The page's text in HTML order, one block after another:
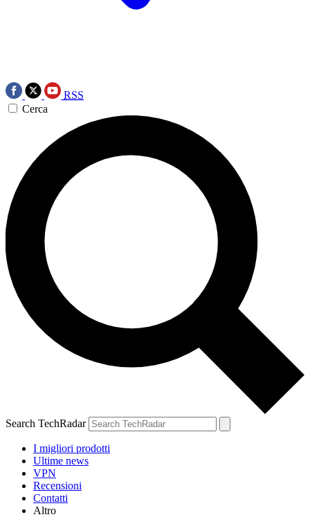
RSS
Cerca
Search TechRadar
I migliori prodotti
Ultime news
VPN
Recensioni
Contatti
Altro